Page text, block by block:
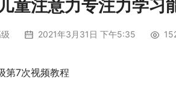
童注意力专注力学习
2021年3月31日 下午5:35
第7次视频教程